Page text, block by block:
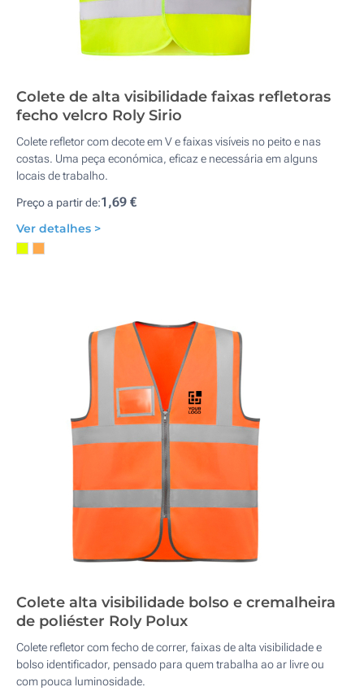
Colete de alta visibilidade faixas refletoras
fecho velcro Roly Sirio
Colete refletor com decote em V e faixas visíveis no peito e nas
costas. Uma peça económica, eficaz e necessária em alguns
locais de trabalho.
Preço a partir de:1,69 €
Ver detalhes >
Colete alta visibilidade bolso e cremalheira
de poliéster Roly Polux
Colete refletor com fecho de correr, faixas de alta visibilidade e
bolso identificador, pensado para quem trabalha ao ar livre ou
com pouca luminosidade.